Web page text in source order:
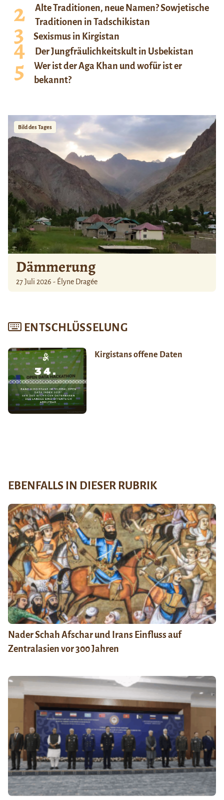
Alte Traditionen, neue Namen? Sowjetische
Traditionen in Tadschikistan
Sexismus in Kirgistan
Der Jungfräulichkeitskult in Usbekistan
Wer ist der Aga Khan und wofür ist er
bekannt?
Bild des Tages
Dämmerung
27 Juli 2026 - Élyne Dragée
ENTSCHLÜSSELUNG
Kirgistans offene Daten
EBENFALLS IN DIESER RUBRIK
Nader Schah Afschar und Irans Einfluss auf
Zentralasien vor 300 Jahren